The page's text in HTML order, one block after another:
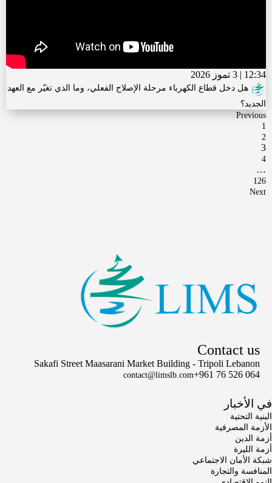
12:34 | 3 تموز 2026
هل دخل قطاع الكهرباء مرحلة الإصلاح الفعلي، وما الذي تغيّر مع العهد
الجديد؟
Previous
1
2
3
4
…
126
Next
Contact us
Sakafi Street Maasarani Market Building - Tripoli Lebanon
contact@limslb.com+961 76 526 064
في الأخبار
البنية التحتية
الأزمة المصرفية
أزمة الدين
أزمة الليرة
شبكة الأمان الاجتماعي
المنافسة والتجارة